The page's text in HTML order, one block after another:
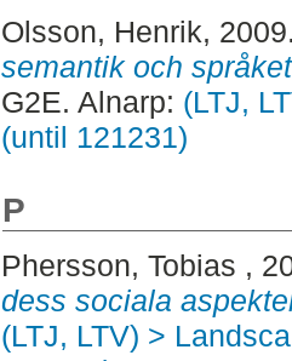
Olsson, Henrik,
semantik och
G2E. Alnarp: (LTJ,
(until 121231)
P
Phersson, Tobias ,
dess sociala
(LTJ, LTV) >